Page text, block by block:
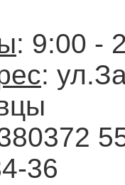
: 9:00 -
:
36